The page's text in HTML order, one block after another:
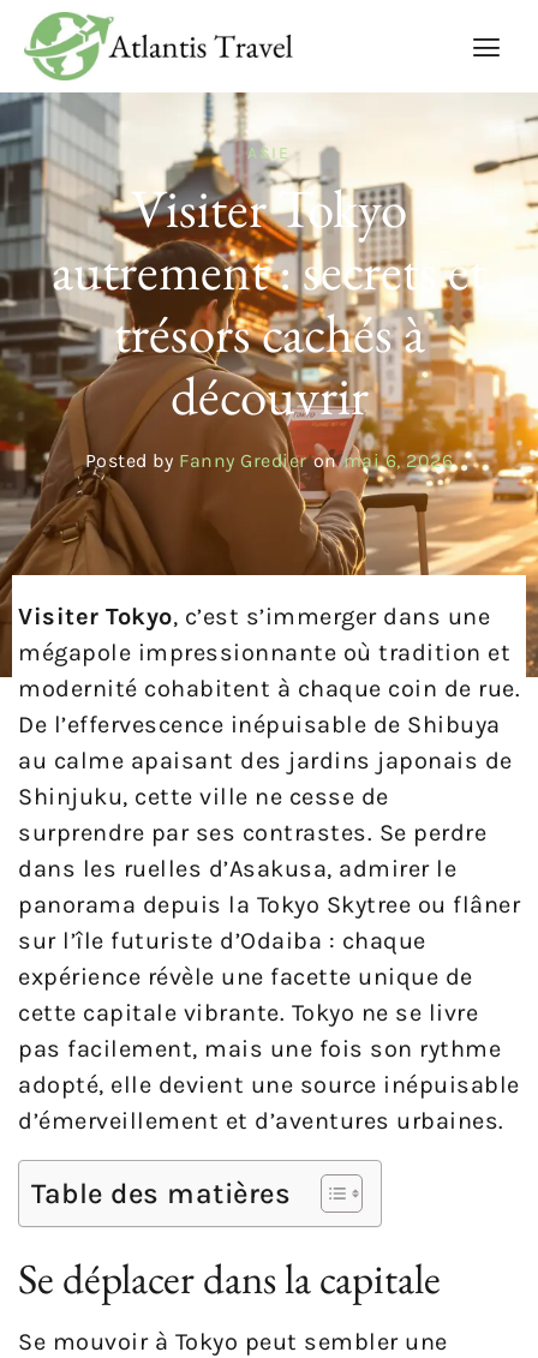
ASIE
Visiter Tokyo
autrement : secrets et
trésors cachés à
découvrir
Posted by Fanny Gredier on mai 6, 2026
Visiter Tokyo, c’est s’immerger dans une
mégapole impressionnante où tradition et
modernité cohabitent à chaque coin de rue.
De l’effervescence inépuisable de Shibuya
au calme apaisant des jardins japonais de
Shinjuku, cette ville ne cesse de
surprendre par ses contrastes. Se perdre
dans les ruelles d’Asakusa, admirer le
panorama depuis la Tokyo Skytree ou flâner
sur l’île futuriste d’Odaiba : chaque
expérience révèle une facette unique de
cette capitale vibrante. Tokyo ne se livre
pas facilement, mais une fois son rythme
adopté, elle devient une source inépuisable
d’émerveillement et d’aventures urbaines.
Table des matières
Se déplacer dans la capitale
Se mouvoir à Tokyo peut sembler une